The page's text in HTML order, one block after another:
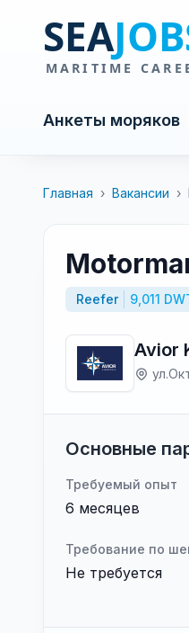
Анкеты моряков
Главная › Вакансии ›
Reefer 9,011
Avior
Основные
Требуемый опыт
6 месяцев
Требование по
Не требуется